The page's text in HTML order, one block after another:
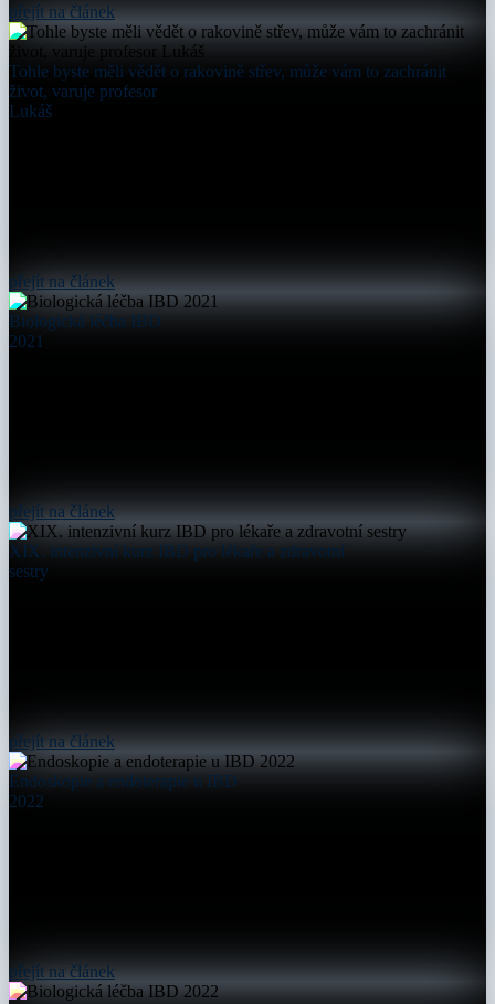
přejít na článek
Tohle byste měli vědět o rakovině střev, může vám to zachránit
život, varuje profesor
Lukáš
přejít na článek
Biologická léčba IBD
2021
přejít na článek
XIX. intenzivní kurz IBD pro lékaře a zdravotní
sestry
přejít na článek
Endoskopie a endoterapie u IBD
2022
přejít na článek